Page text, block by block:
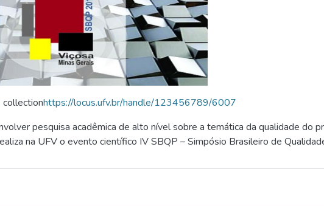
https://locus.ufv.br/handle/123456789/6007
pesquisa acadêmica de alto nível sobre a temática da qualidade do
na UFV o evento científico IV SBQP – Simpósio Brasileiro de